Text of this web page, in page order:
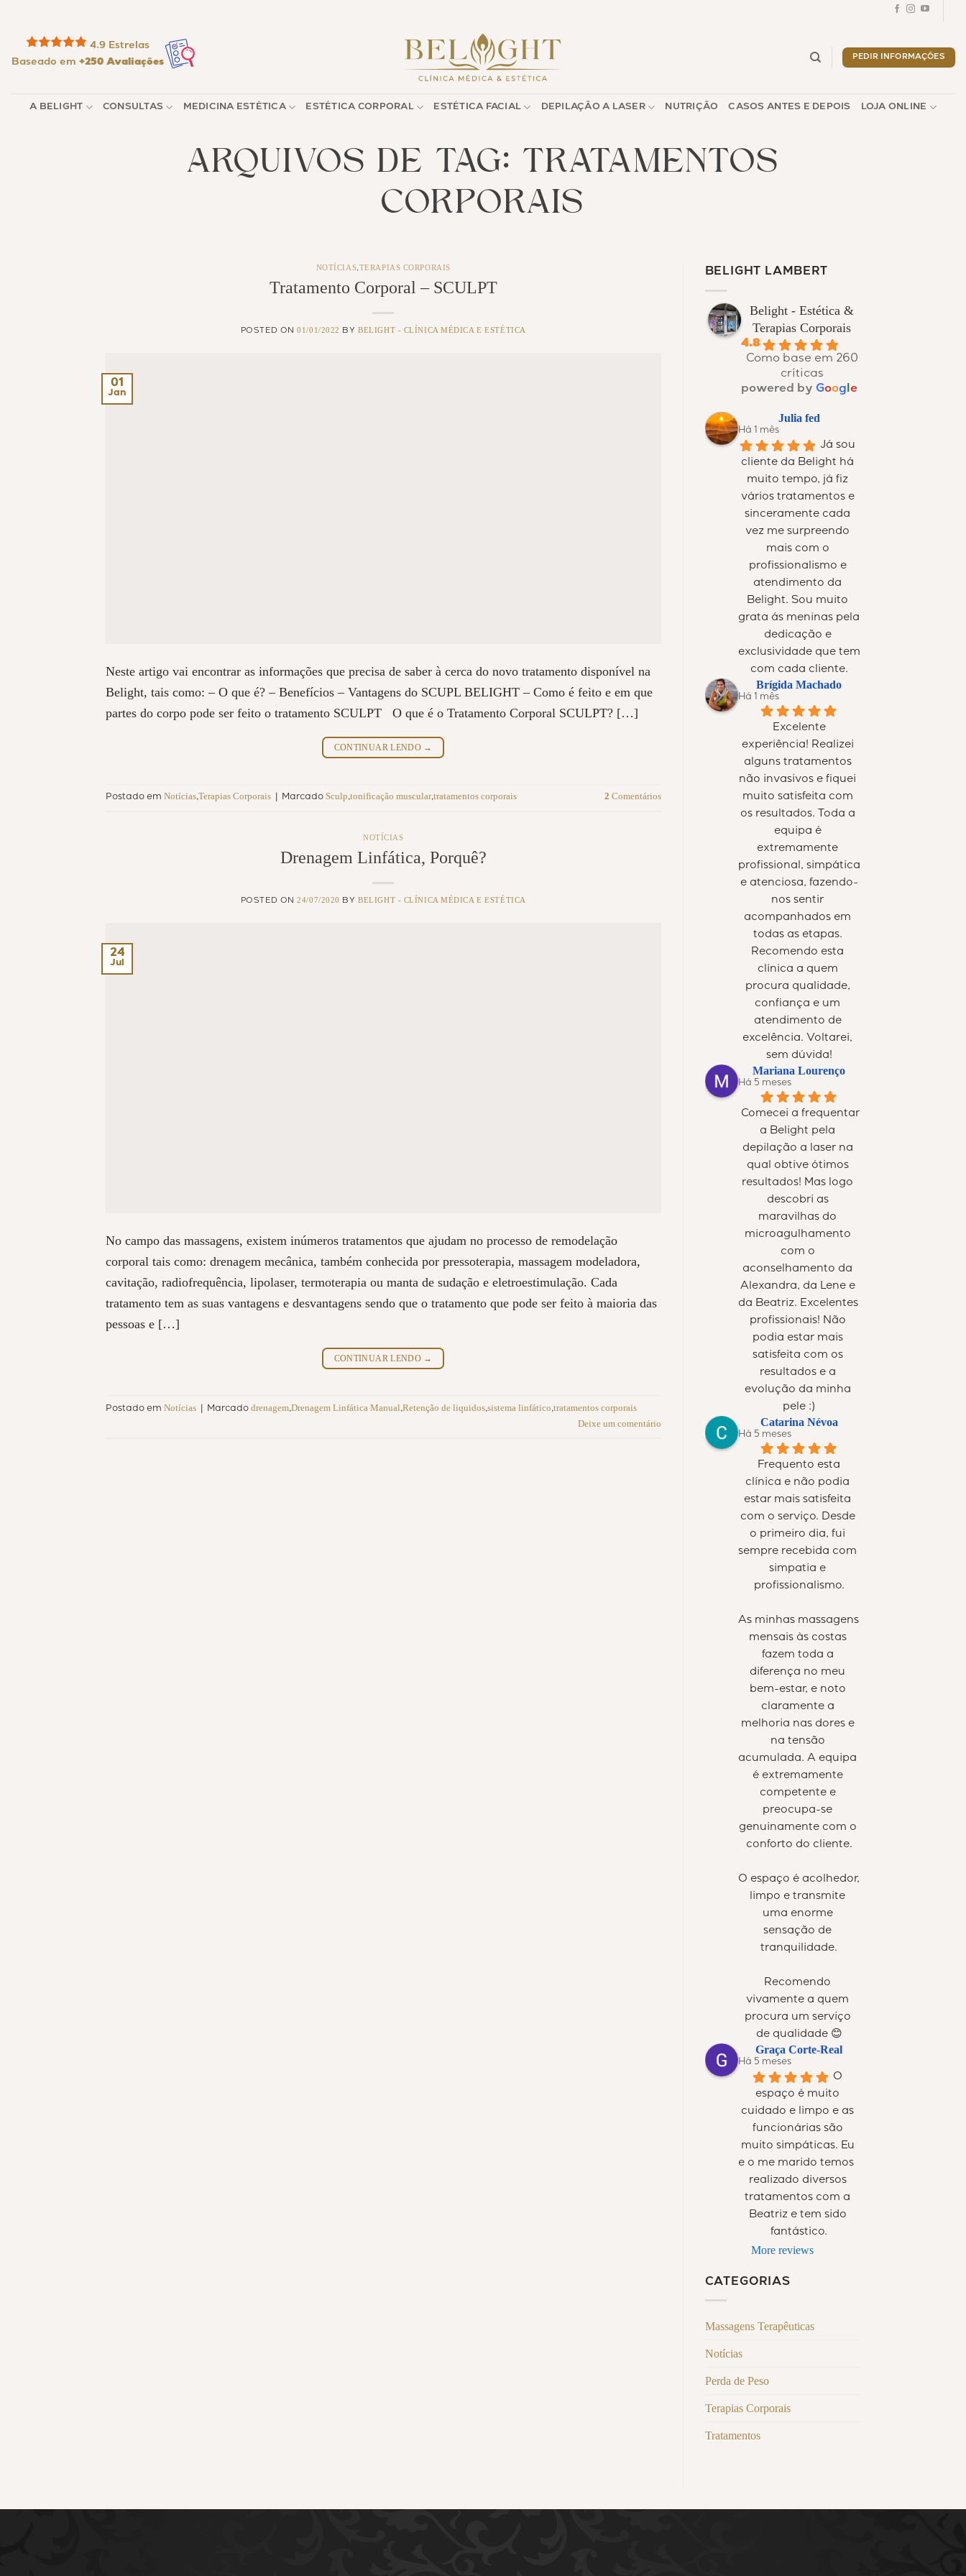
content
4.9 Estrelas
Baseado em+250 Avaliações
PEDIR INFORMAÇÕES
A BELIGHT CONSULTAS MEDICINA ESTÉTICA ESTÉTICA CORPORAL ESTÉTICA FACIAL DEPILAÇÃO A LASER NUTRIÇÃO CASOS ANTES E DEPOIS LOJA ONLINE
ARQUIVOS DE TAG: TRATAMENTOS
CORPORAIS
NOTÍCIAS,TERAPIAS CORPORAIS
Tratamento Corporal – SCULPT
POSTED ON01/01/2022 BYBELIGHT - CLÍNICA MÉDICA E ESTÉTICA
01
Jan
Neste artigo vai encontrar as informações que precisa de saber à cerca do novo tratamento disponível na
Belight, tais como: – O que é? – Benefícios – Vantagens do SCUPL BELIGHT – Como é feito e em que
partes do corpo pode ser feito o tratamento SCULPT O que é o Tratamento Corporal SCULPT? […]
CONTINUAR LENDO →
Postado em Notícias,Terapias Corporais Marcado Sculp,tonificação muscular,tratamentos corporais 2 Comentários
NOTÍCIAS
Drenagem Linfática, Porquê?
POSTED ON24/07/2020 BYBELIGHT - CLÍNICA MÉDICA E ESTÉTICA
24
Jul
No campo das massagens, existem inúmeros tratamentos que ajudam no processo de remodelação
corporal tais como: drenagem mecânica, também conhecida por pressoterapia, massagem modeladora,
cavitação, radiofrequência, lipolaser, termoterapia ou manta de sudação e eletroestimulação. Cada
tratamento tem as suas vantagens e desvantagens sendo que o tratamento que pode ser feito à maioria das
pessoas e […]
CONTINUAR LENDO →
Postado em Notícias Marcado drenagem,Drenagem Linfática Manual,Retenção de liquidos,sistema linfático,tratamentos corporais
Deixe um comentário
BELIGHT LAMBERT
Belight - Estética &
Terapias Corporais
4.8
Como base em 260
críticas
powered by Google
Julia fed
Há 1 mês
Já sou
cliente da Belight há
muito tempo, já fiz
vários tratamentos e
sinceramente cada
vez me surpreendo
mais com o
profissionalismo e
atendimento da
Belight. Sou muito
grata ás meninas pela
dedicação e
exclusividade que tem
com cada cliente.
Brígida Machado
Há 1 mês
Excelente
experiência! Realizei
alguns tratamentos
não invasivos e fiquei
muito satisfeita com
os resultados. Toda a
equipa é
extremamente
profissional, simpática
e atenciosa, fazendo-
nos sentir
acompanhados em
todas as etapas.
Recomendo esta
clínica a quem
procura qualidade,
confiança e um
atendimento de
excelência. Voltarei,
sem dúvida!
Mariana Lourenço
Há 5 meses
Comecei a frequentar
a Belight pela
depilação a laser na
qual obtive ótimos
resultados! Mas logo
descobri as
maravilhas do
microagulhamento
com o
aconselhamento da
Alexandra, da Lene e
da Beatriz. Excelentes
profissionais! Não
podia estar mais
satisfeita com os
resultados e a
evolução da minha
pele :)
Catarina Névoa
Há 5 meses
Frequento esta
clínica e não podia
estar mais satisfeita
com o serviço. Desde
o primeiro dia, fui
sempre recebida com
simpatia e
profissionalismo.
As minhas massagens
mensais às costas
fazem toda a
diferença no meu
bem-estar, e noto
claramente a
melhoria nas dores e
na tensão
acumulada. A equipa
é extremamente
competente e
preocupa-se
genuinamente com o
conforto do cliente.
O espaço é acolhedor,
limpo e transmite
uma enorme
sensação de
tranquilidade.
Recomendo
vivamente a quem
procura um serviço
de qualidade 😊
Graça Corte-Real
Há 5 meses
O
espaço é muito
cuidado e limpo e as
funcionárias são
muito simpáticas. Eu
e o me marido temos
realizado diversos
tratamentos com a
Beatriz e tem sido
fantástico.
More reviews
CATEGORIAS
Massagens Terapêuticas
Notícias
Perda de Peso
Terapias Corporais
Tratamentos